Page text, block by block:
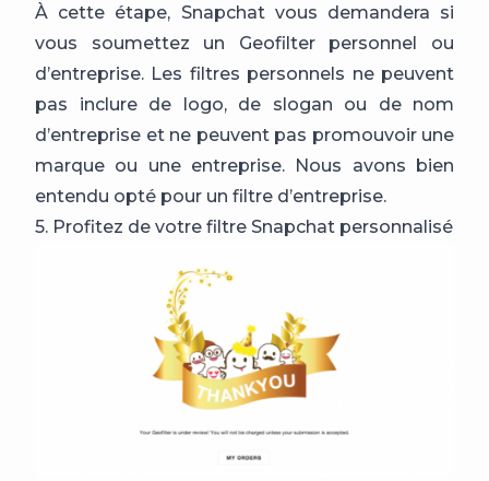
À cette étape, Snapchat vous demandera si
vous soumettez un Geofilter personnel ou
d’entreprise. Les filtres personnels ne peuvent
pas inclure de logo, de slogan ou de nom
d’entreprise et ne peuvent pas promouvoir une
marque ou une entreprise. Nous avons bien
entendu opté pour un filtre d’entreprise.
5. Profitez de votre filtre Snapchat personnalisé